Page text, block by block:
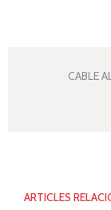
CABLE
ARTICLES